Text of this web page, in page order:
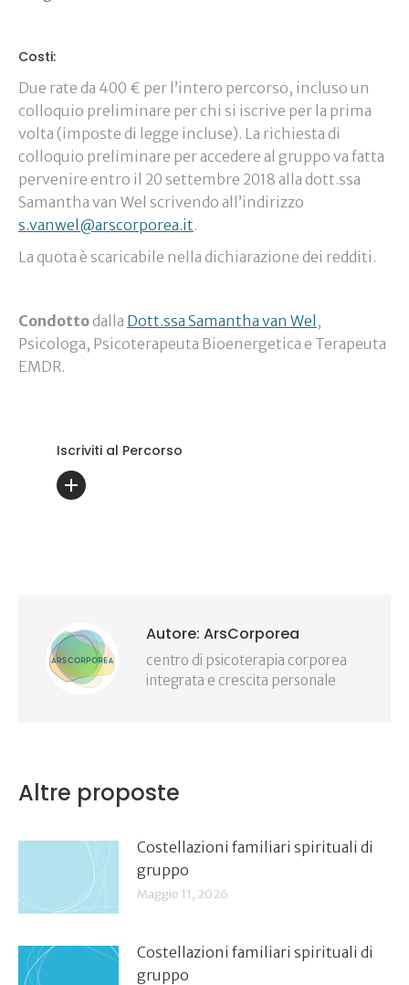
Costi:
Due rate da 400 € per l’intero percorso, incluso un
colloquio preliminare per chi si iscrive per la prima
volta (imposte di legge incluse). La richiesta di
colloquio preliminare per accedere al gruppo va fatta
pervenire entro il 20 settembre 2018 alla dott.ssa
Samantha van Wel scrivendo all’indirizzo
s.vanwel@arscorporea.it.
La quota è scaricabile nella dichiarazione dei redditi.
Condottodalla Dott.ssa Samantha van Wel ,
Psicologa, Psicoterapeuta Bioenergetica e Terapeuta
EMDR.
Iscriviti al Percorso
Autore: ArsCorporea
centro di psicoterapia corporea
integrata e crescita personale
Altre proposte
Costellazioni familiari spirituali di
gruppo
Maggio 11, 2026
Costellazioni familiari spirituali di
gruppo